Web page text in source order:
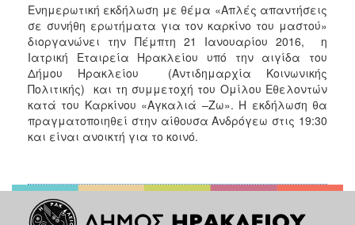
2013
2012
2011
2010
2006
Ο
ΤΟΠΟΣ
Ενημερωτική εκδήλωση με θέμα «Απλές απαντήσεις
σε συνήθη ερωτήματα για τον καρκίνο του μαστού»
διοργανώνει την Πέμπτη 21 Ιανουαρίου 2016, η
Ιατρική Εταιρεία Ηρακλείου υπό την αιγίδα του
Δήμου Ηρακλείου (Αντιδημαρχία Κοινωνικής
Πολιτικής) και τη συμμετοχή του Ομίλου Εθελοντών
κατά του Καρκίνου «Αγκαλιά –Ζω». Η εκδήλωση θα
πραγματοποιηθεί στην αίθουσα Ανδρόγεω στις 19:30
και είναι ανοικτή για το κοινό.